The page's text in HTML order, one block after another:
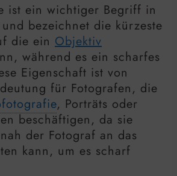
ist ein wichtiger Begriff in
bezeichnet die kürzeste
die ein Objektiv
während es ein scharfes
Eigenschaft ist von
für Fotografen, die
, Porträts oder
beschäftigen, da sie
der Fotograf an das
kann, um es scharf